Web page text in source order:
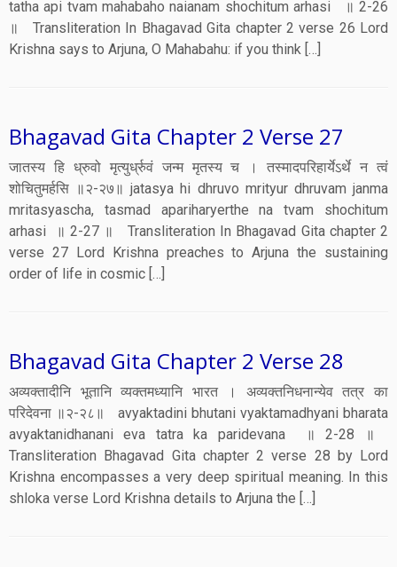
tatha api tvam mahabaho naianam shochitum arhasi ॥ 2-26
॥ Transliteration In Bhagavad Gita chapter 2 verse 26 Lord
Krishna says to Arjuna, O Mahabahu: if you think […]
Bhagavad Gita Chapter 2 Verse 27
जातस्य हि ध्रुवो मृत्युर्ध्रुवं जन्म मृतस्य च । तस्मादपरिहार्येऽर्थे न त्वं
शोचितुमर्हसि ॥२-२७॥ jatasya hi dhruvo mrityur dhruvam janma
mritasyascha, tasmad apariharyerthe na tvam shochitum
arhasi ॥ 2-27 ॥ Transliteration In Bhagavad Gita chapter 2
verse 27 Lord Krishna preaches to Arjuna the sustaining
order of life in cosmic […]
Bhagavad Gita Chapter 2 Verse 28
अव्यक्तादीनि भूतानि व्यक्तमध्यानि भारत । अव्यक्तनिधनान्येव तत्र का
परिदेवना ॥२-२८॥ avyaktadini bhutani vyaktamadhyani bharata
avyaktanidhanani eva tatra ka paridevana ॥ 2-28 ॥
Transliteration Bhagavad Gita chapter 2 verse 28 by Lord
Krishna encompasses a very deep spiritual meaning. In this
shloka verse Lord Krishna details to Arjuna the […]